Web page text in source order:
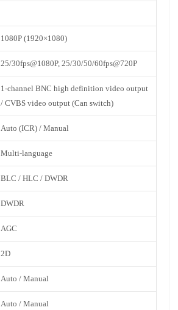
1080P (1920×1080)
25/30fps@1080P, 25/30/50/60fps@720P
1-channel BNC high definition video output
/ CVBS video output (Can switch)
Auto (ICR) / Manual
Multi-language
BLC / HLC / DWDR
DWDR
AGC
2D
Auto / Manual
Auto / Manual